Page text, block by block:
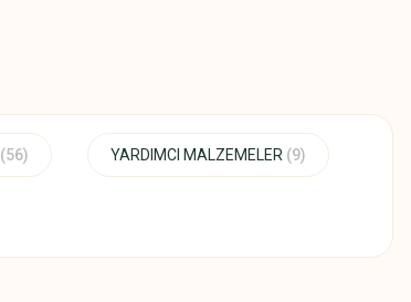
(56) YARDIMCI MALZEMELER (9)